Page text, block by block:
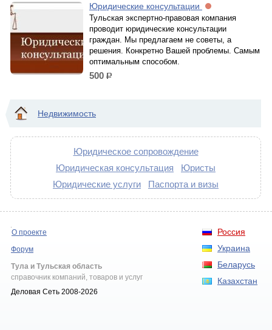
Юридические консультации
Тульская экспертно-правовая компания
проводит юридические консультации
граждан. Мы предлагаем не советы, а
решения. Конкретно Вашей проблемы. Самым
оптимальным способом.
500 р.
Недвижимость
Юридическое сопровождение
Юридическая консультация
Юристы
Юридические услуги
Паспорта и визы
Россия
Украина
Беларусь
Казахстан
О проекте
Форум
Тула и Тульская область
справочник компаний, товаров и услуг
Деловая Сеть 2008-2026